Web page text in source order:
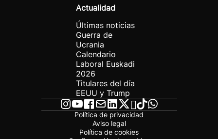
Actualidad
Últimas noticias
Guerra de
Ucrania
Calendario
Laboral Euskadi
2026
Titulares del día
EEUU y Trump
Política de privacidad
Aviso legal
Política de cookies